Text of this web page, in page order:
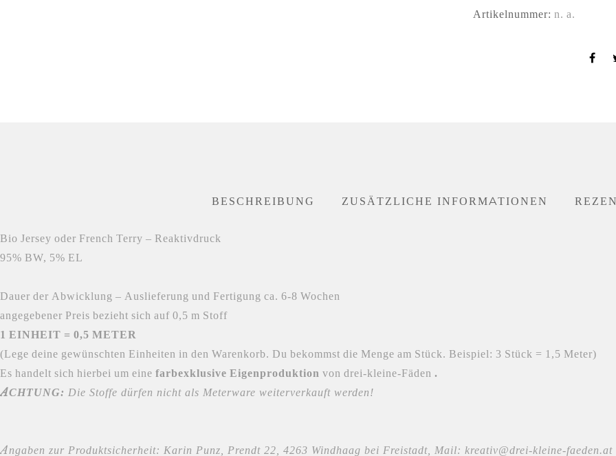
Artikelnummer: n. a.
BESCHREIBUNG ZUSÄTZLICHE INFORMATIONEN
‎Bio Jersey oder French Terry – Reaktivdruck
95% BW, 5% EL
Dauer der Abwicklung – Auslieferung und Fertigung ca. 6-8 Wochen
angegebener Preis bezieht sich auf 0,5 m Stoff
1 EINHEIT = 0,5 METER
(Lege deine gewünschten Einheiten in den Warenkorb. Du bekommst die Menge am Stück. Beispiel: 3 Stück = 1,5 Meter)
Es handelt sich hierbei um eine farbexklusive Eigenproduktion von drei-kleine-Fäden .
ACHTUNG: Die Stoffe dürfen nicht als Meterware weiterverkauft werden!
Angaben zur Produktsicherheit: Karin Punz, Prendt 22, 4263 Windhaag bei Freistadt, Mail: kreativ@drei-kleine-faeden.at